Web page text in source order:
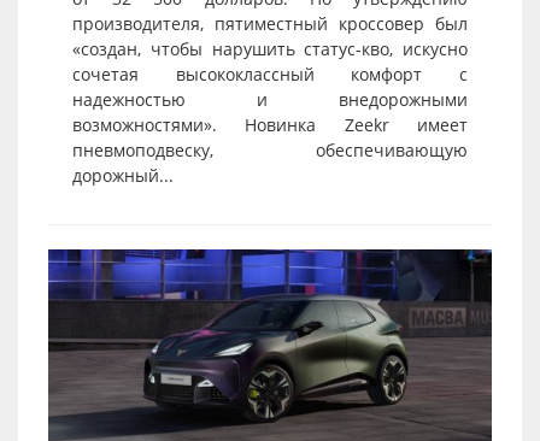
производителя, пятиместный кроссовер был
«создан, чтобы нарушить статус-кво, искусно
сочетая высококлассный комфорт с
надежностью и внедорожными
возможностями». Новинка Zeekr имеет
пневмоподвеску, обеспечивающую
дорожный...